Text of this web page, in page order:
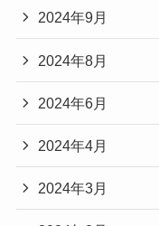
2024年9月
2024年8月
2024年6月
2024年4月
2024年3月